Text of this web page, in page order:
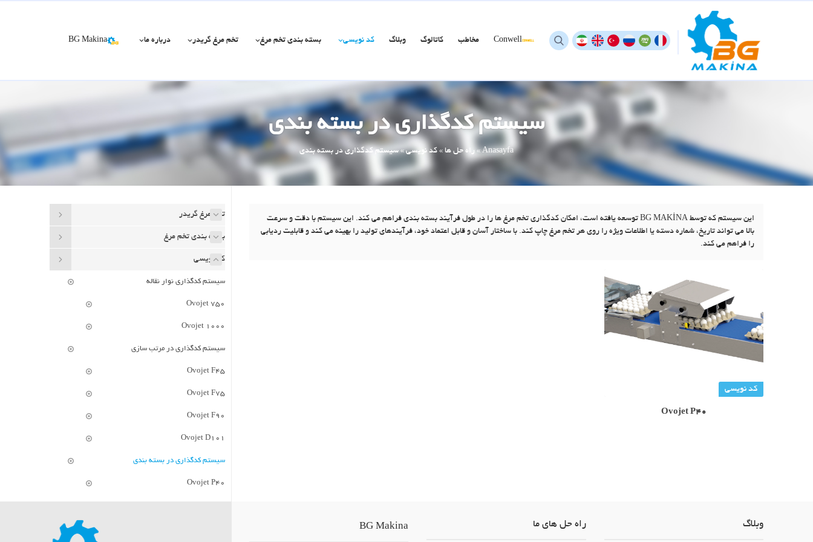
BG Makina درباره ما تخم مرغ گریدر بسته بندی تخم مرغ کد نویسی وبلاگ کاتالوگ مخاطب Conwell
سیستم کدگذاری در بسته بندی
Anasayfa
» راه حل ها » کد نویسی»سیستم کدگذاری در بسته بندی
این سیستم که توسط BG MAKİNA توسعه یافته است، امکان کدگذاری تخم مرغ ها را در طول فرآیند بسته بندی فراهم می کند. این سیستم با دقت و سرعت
بالا می تواند تاریخ، شماره دسته یا اطلاعات ویژه را روی هر تخم مرغ چاپ کند. با ساختار آسان و قابل اعتماد خود، فرآیندهای تولید را بهینه می کند و قابلیت ردیابی
را فراهم می کند.
کد نویسی
Ovojet P40
تخم مرغ گریدر
بسته بندی تخم مرغ
کد نویسی
سیستم کدگذاری نوار نقاله
Ovojet 750
Ovojet 1000
سیستم کدگذاری در مرتب سازی
Ovojet F45
Ovojet F75
Ovojet F90
Ovojet D101
سیستم کدگذاری در بسته بندی
Ovojet P40
BG Makina راه حل های ما وبلاگ